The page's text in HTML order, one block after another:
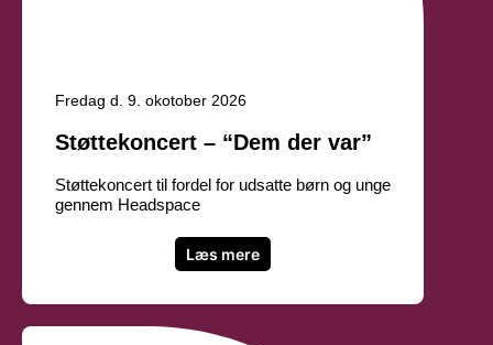
Fredag d. 9. okotober 2026
Støttekoncert – “Dem der var”
Støttekoncert til fordel for udsatte børn og unge
gennem Headspace
Læs mere